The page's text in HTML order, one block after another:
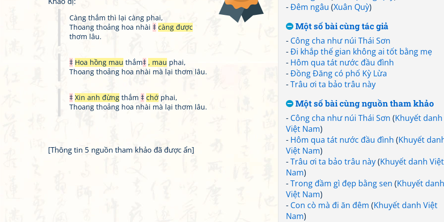
-Đêm ngâu (Xuân Quỳ)
Một số bài cùng tác giả
- Công cha như núi Thái Sơn
-Đi khắp thế gian không ai tốt bằng mẹ
- Hôm qua tát nước đầu đình
-Đồng Đăng có phố Kỳ Lừa
-Trâu ơi ta bảo trâu này
Một số bài cùng nguồn tham khảo
- Công cha như núi Thái Sơn (Khuyết danh
Việt Nam)
- Hôm qua tát nước đầu đình (Khuyết
Việt Nam)
-Trâu ơi ta bảo trâu này(Khuyết danh Việt
Nam)
-Trong đầm gì đẹp bằng sen (Khuyết danh
Việt Nam)
- Con cò mà đi ăn đêm (Khuyết danh Việt
Nam)
Càng thắm thì lại càng phai,
Thoang thoảng hoa nhài ‡ càng được
thơm lâu.
‡ Hoa hồng mau thắm‡ , mau phai,
Thoang thoảng hoa nhài mà lại thơm lâu.
‡ Xin anh đừng thắm ‡ chớ phai,
Thoang thoảng hoa nhài mà lại thơm lâu.
[Thông tin 5 nguồn tham khảo đã được ẩn]